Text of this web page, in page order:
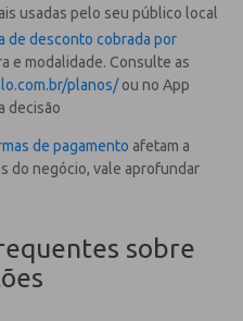
usadas pelo seu público local
de desconto cobrada por
e modalidade. Consulte as
planos/ou no App
decisão
de pagamento afetam a
do negócio, vale aprofundar
sobre